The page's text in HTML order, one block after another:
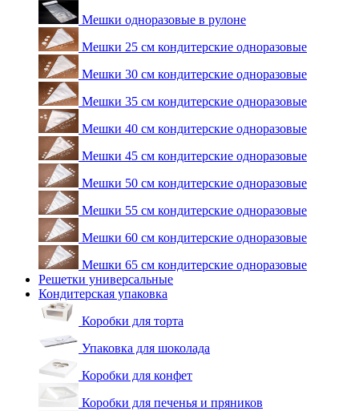
Мешки одноразовые в рулоне
Мешки 25 см кондитерские одноразовые
Мешки 30 см кондитерские одноразовые
Мешки 35 см кондитерские одноразовые
Мешки 40 см кондитерские одноразовые
Мешки 45 см кондитерские одноразовые
Мешки 50 см кондитерские одноразовые
Мешки 55 см кондитерские одноразовые
Мешки 60 см кондитерские одноразовые
Мешки 65 см кондитерские одноразовые
Решетки универсальные
Кондитерская упаковка
Коробки для торта
Упаковка для шоколада
Коробки для конфет
Коробки для печенья и пряников